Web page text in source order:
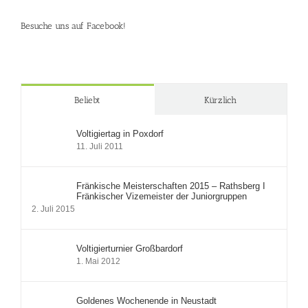
Besuche uns auf Facebook!
Beliebt Kürzlich
Voltigiertag in Poxdorf
11. Juli 2011
Fränkische Meisterschaften 2015 – Rathsberg I
Fränkischer Vizemeister der Juniorgruppen
2. Juli 2015
Voltigierturnier Großbardorf
1. Mai 2012
Goldenes Wochenende in Neustadt